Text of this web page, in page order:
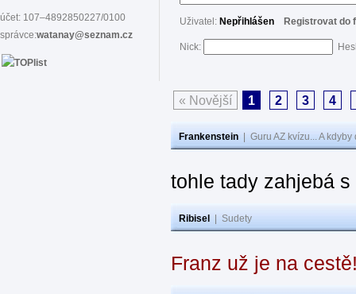
účet: 107–4892850227/0100
správce:watanay@seznam.cz
Uživatel: Nepřihlášen Registrovat do
Nick:
« Novější 1 2 3 4
Frankenstein Guru AZ kvízu... A
tohle tady zahjebá
Ribisel Sudety
Franz už je na